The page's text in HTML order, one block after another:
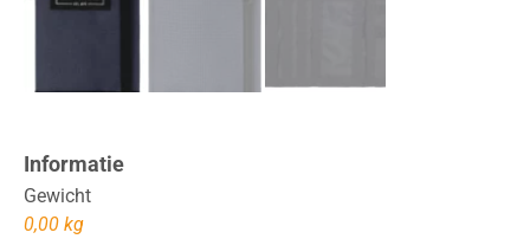
Informatie
Gewicht
0,00 kg